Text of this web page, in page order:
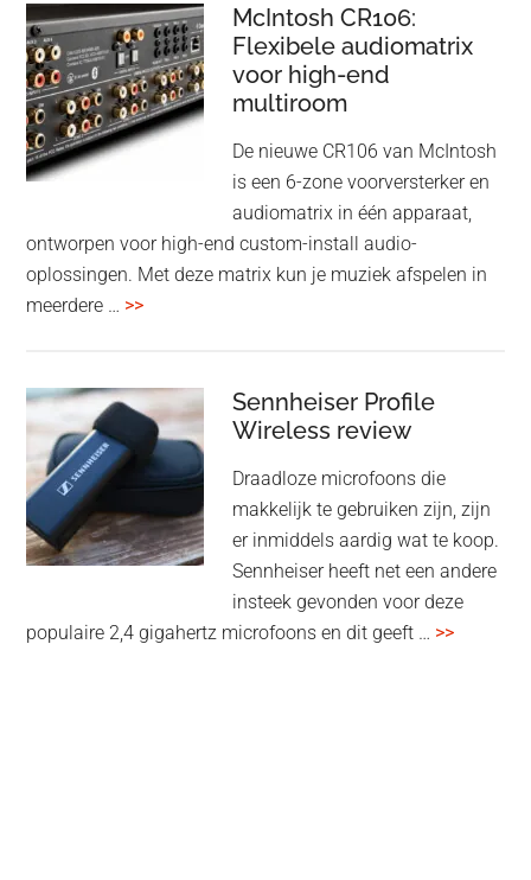
Adaptive
noise
cancelling
–
4
McIntosh CR106:
Flexibele audiomatrix
voor high-end
multiroom
De nieuwe CR106 van McIntosh
is een 6-zone voorversterker en
audiomatrix in één apparaat,
ontworpen voor high-end custom-install audio-
oplossingen. Met deze matrix kun je muziek afspelen in
meerdere … >>overMcIntosh
audiomatrix
voor
high-
end
multiroom
Sennheiser Profile
Wireless review
Draadloze microfoons die
makkelijk te gebruiken zijn, zijn
er inmiddels aardig wat te koop.
Sennheiser heeft net een andere
insteek gevonden voor deze
populaire 2,4 gigahertz microfoons en dit geeft … >>